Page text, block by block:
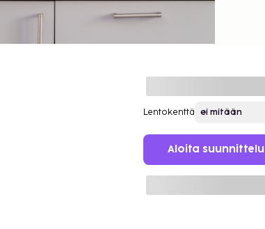
Lentokenttä
Aloita suunnittelu